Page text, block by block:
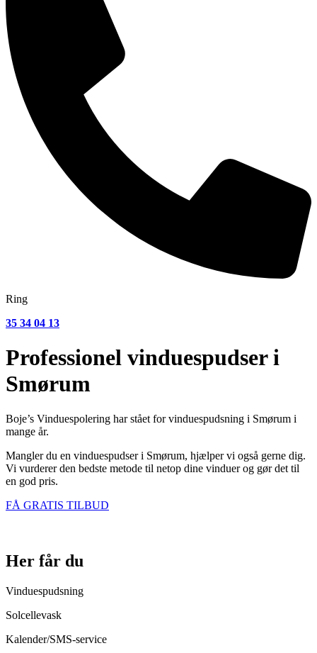
Ring
35 34 04 13
Professionel vinduespudser i
Smørum
Boje’s Vinduespolering har stået for vinduespudsning i Smørum i
mange år.
Mangler du en vinduespudser i Smørum, hjælper vi også gerne dig.
Vi vurderer den bedste metode til netop dine vinduer og gør det til
en god pris.
FÅ GRATIS TILBUD
Her får du
Vinduespudsning
Solcellevask
Kalender/SMS-service